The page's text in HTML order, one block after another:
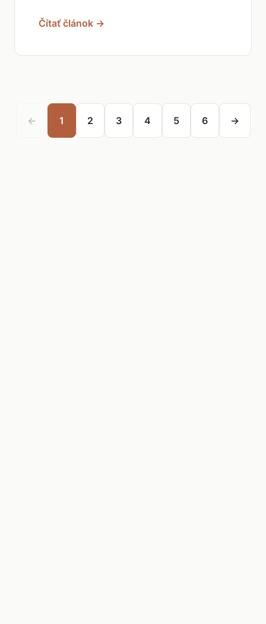
Čítať článok →
← 1 2 3 4 5 6 →